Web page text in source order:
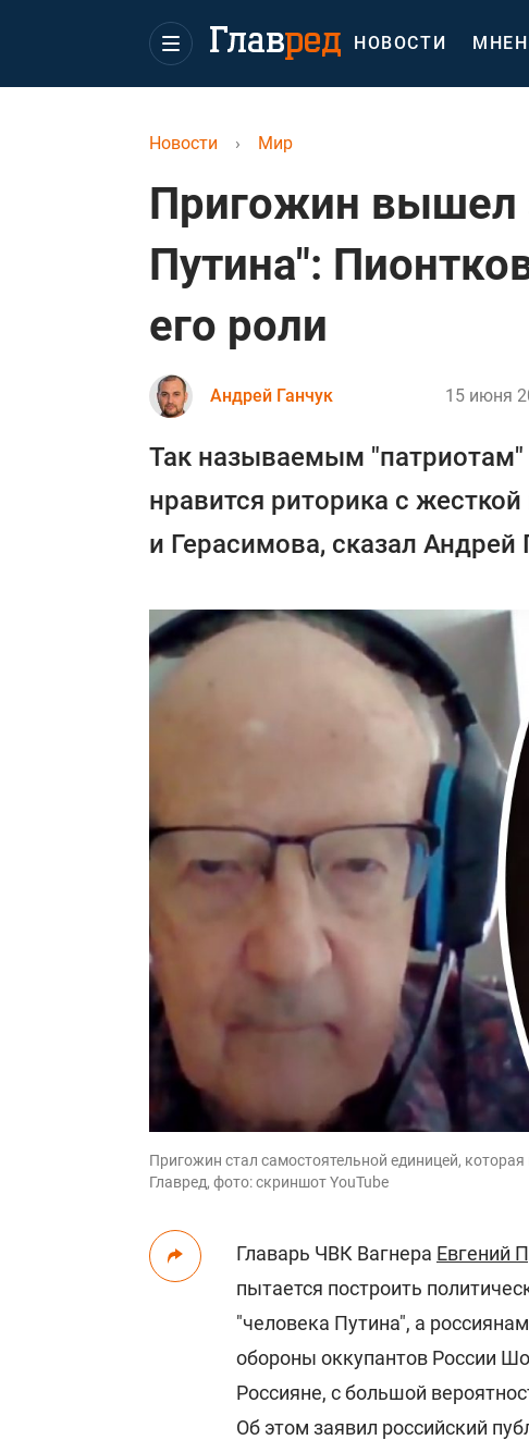
НОВОСТИ
Новости › Мир
Пригожин вышел
Путина":
его роли
Андрей Ганчук 15 июня
Так называемым "патриотам"
нравится риторика с
и Герасимова, сказал Андрей
Пригожин стал самостоятельной единицей,
Главред, фото: скриншот YouTube
Главарь ЧВК Вагнера Евгений
пытается построить
"человека Путина", а
обороны оккупантов России
Россияне, с большой
Об этом заявил российский